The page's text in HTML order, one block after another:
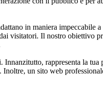
in maniera impeccabile
visitatori. Il nostro obiettivo
rappresenta la
un sito web